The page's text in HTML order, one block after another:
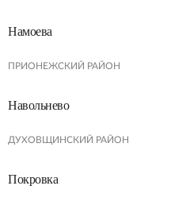
Намоева
ПРИОНЕЖСКИЙ РАЙОН
Навольнево
ДУХОВЩИНСКИЙ РАЙОН
Покровка